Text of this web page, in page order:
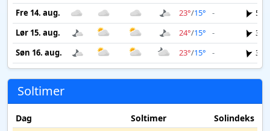
Fre 14. aug.
23°/15° -
5
Lør 15. aug.
24°/15° -
3
Søn 16. aug.
23°/15° - 3
Soltimer
Dag Soltimer Solindeks